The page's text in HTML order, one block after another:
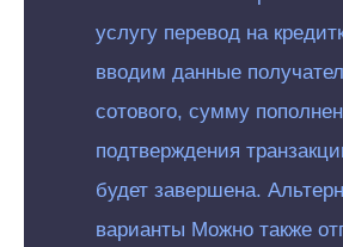
услугу перевод на
вводим данные
сотового, сумму
подтверждения
будет завершена.
варианты Можно также